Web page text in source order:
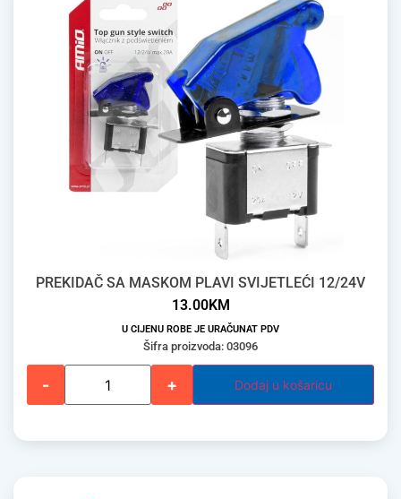
PREKIDAČ SA MASKOM PLAVI SVIJETLEĆI 12/24V
13.00KM
U CIJENU ROBE JE URAČUNAT PDV
Šifra proizvoda: 03096
- + Dodaj u košaricu